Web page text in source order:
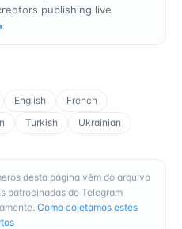
publishing live
English
French
Turkish Ukrainian
desta página vêm do arquivo
patrocinadas do Telegram
Como coletamos estes